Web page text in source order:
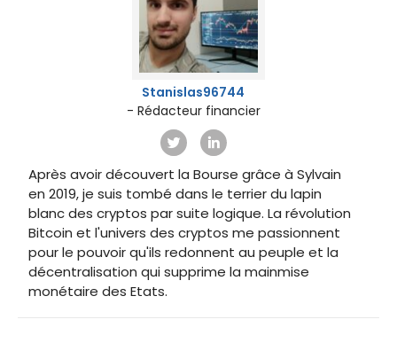
Stanislas96744
- Rédacteur financier
Après avoir découvert la Bourse grâce à Sylvain
en 2019, je suis tombé dans le terrier du lapin
blanc des cryptos par suite logique. La révolution
Bitcoin et l'univers des cryptos me passionnent
pour le pouvoir qu'ils redonnent au peuple et la
décentralisation qui supprime la mainmise
monétaire des Etats.